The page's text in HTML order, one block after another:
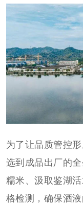
为了让品质管控
选到成品出厂的
糯米、汲取鉴湖
格检测，确保酒